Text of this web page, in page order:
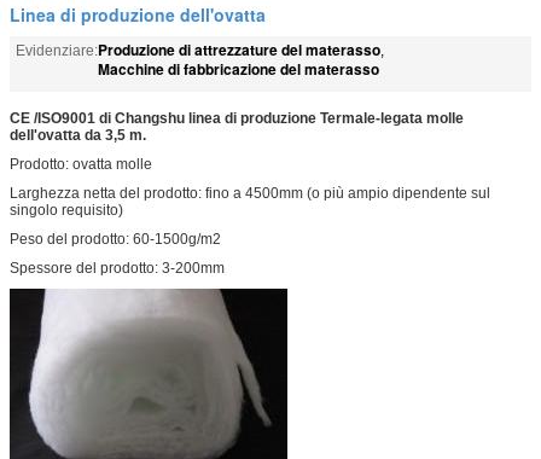
Linea di produzione dell'ovatta
Evidenziare:Produzione di attrezzature del materasso,
Macchine di fabbricazione del materasso
CE /ISO9001 di Changshu linea di produzione Termale-legata molle
dell'ovatta da 3,5 m.
Prodotto: ovatta molle
Larghezza netta del prodotto: fino a 4500mm (o più ampio dipendente sul
singolo requisito)
Peso del prodotto: 60-1500g/m2
Spessore del prodotto: 3-200mm